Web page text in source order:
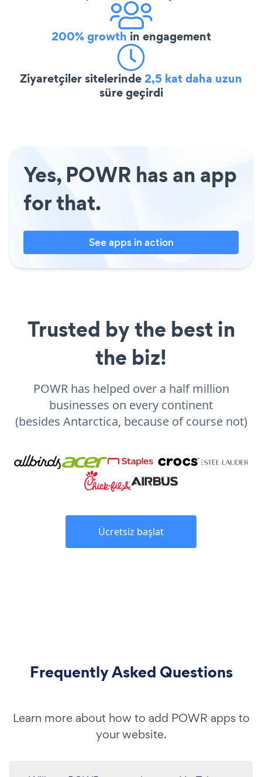
200% growth in engagement
Ziyaretçiler sitelerinde2,5 kat daha uzun
süre geçirdi
Yes, POWR has an app
for that.
See apps in action
Trusted by the best in
the biz!
POWR has helped over a half million
businesses on every continent
(besides Antarctica, because of course not)
Ücretsiz başlat
Frequently Asked Questions
Learn more about how to add POWR apps to
your website.